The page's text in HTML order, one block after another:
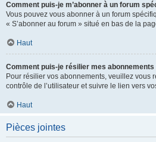
Comment puis-je m’abonner à un forum
Vous pouvez vous abonner à un forum
« S’abonner au forum » situé en bas de la
Haut
Comment puis-je résilier mes abonnements
Pour résilier vos abonnements, veuillez vous
contrôle de l’utilisateur et suivre le lien vers
Haut
Pièces jointes